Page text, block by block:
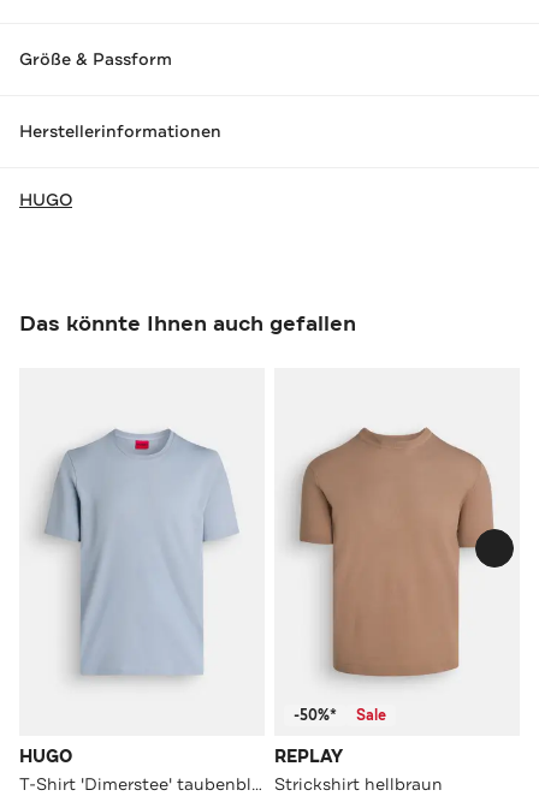
Größe & Passform
Herstellerinformationen
HUGO
Das könnte Ihnen auch gefallen
HUGO
T-Shirt 'Dimerstee' taubenblau
-50%* Sale
REPLAY
Strickshirt hellbraun